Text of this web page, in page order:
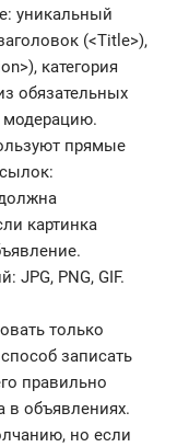
уникальный
(<Title>),
категория
обязательных
модерацию.
прямые
картинка
PNG, GIF.
только
записать
правильно
в объявлениях.
но если